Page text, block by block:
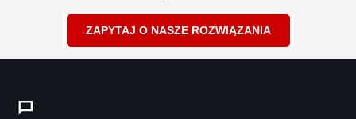
ZAPYTAJ O NASZE ROZWIĄZANIA